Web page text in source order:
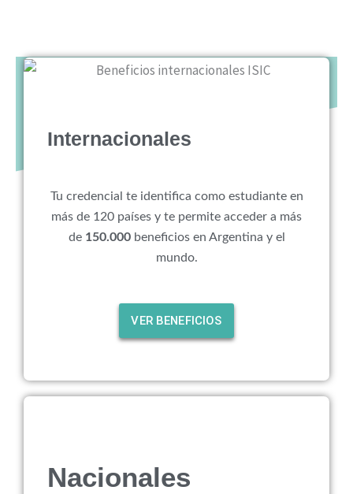
Internacionales
Tu credencial te identifica como estudiante en
más de 120 países y te permite acceder a más
de 150.000beneficios en Argentina y el
mundo.
VER BENEFICIOS
Nacionales